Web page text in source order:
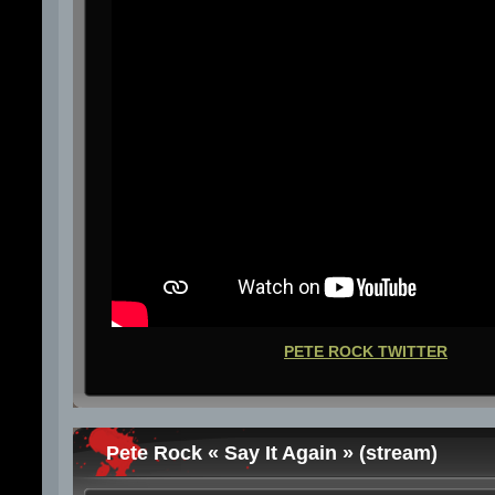
PETE ROCK TWITTER
Pete Rock « Say It Again » (stream)